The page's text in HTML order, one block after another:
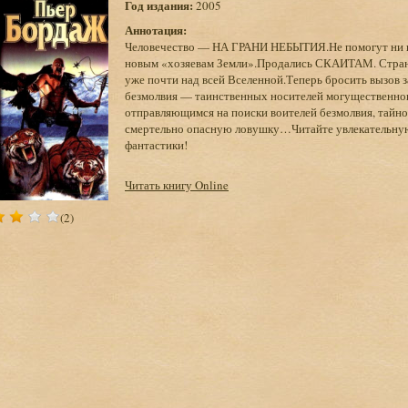
(2)
Год издания: 2005
Аннотация:
Человечество — НА ГРАНИ НЕБЫТИЯ.Не помогут ни
новым «хозяевам Земли».Продались СКАИТАМ.
уже почти над всей Вселенной.Теперь бросить
безмолвия — таинственных носителей
отправляющимся на поиски воителей безмолвия,
смертельно опасную ловушку…Читайте
фантастики!
Читать книгу Online